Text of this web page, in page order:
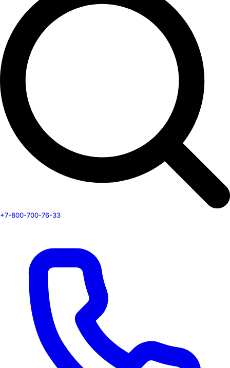
+7-800-700-76-33